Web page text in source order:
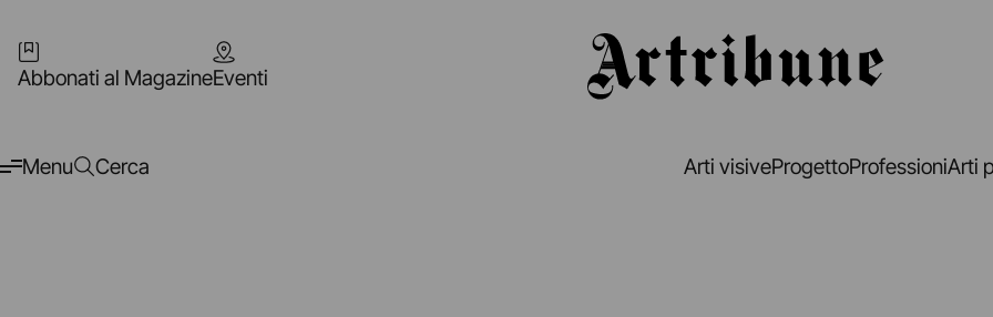
Abbonati al MagazineEventi
Menu Cerca Arti visiveProgettoProfessioniArti